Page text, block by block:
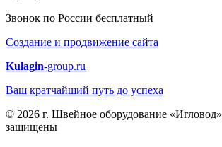
Звонок по России бесплатный
Создание и продвижение сайта
Kulagin-group.ru
Ваш кратчайший путь до успеха
© 2026 г. Швейное оборудование
защищены